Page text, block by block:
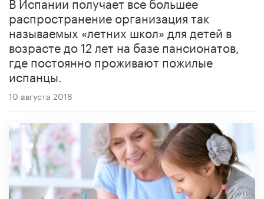
распространение организация так
называемых «летних школ» для детей в
возрасте до 12 лет на базе пансионатов,
где постоянно проживают пожилые
испанцы.
10 августа 2018